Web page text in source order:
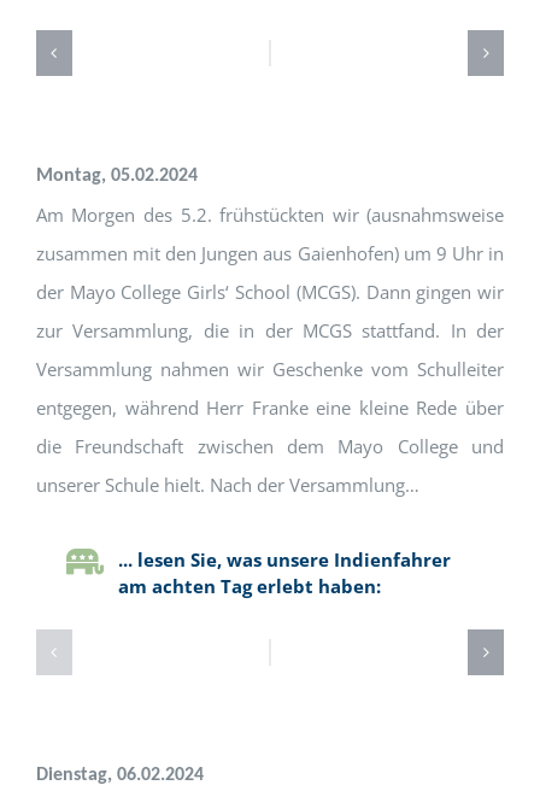
Montag, 05.02.2024
Am Morgen des 5.2. frühstückten wir (ausnahmsweise
zusammen mit den Jungen aus Gaienhofen) um 9 Uhr in
der Mayo College Girls‘ School (MCGS). Dann gingen wir
zur Versammlung, die in der MCGS stattfand. In der
Versammlung nahmen wir Geschenke vom Schulleiter
entgegen, während Herr Franke eine kleine Rede über
die Freundschaft zwischen dem Mayo College und
unserer Schule hielt. Nach der Versammlung…
... lesen Sie, was unsere Indienfahrer
am achten Tag erlebt haben:
Dienstag, 06.02.2024